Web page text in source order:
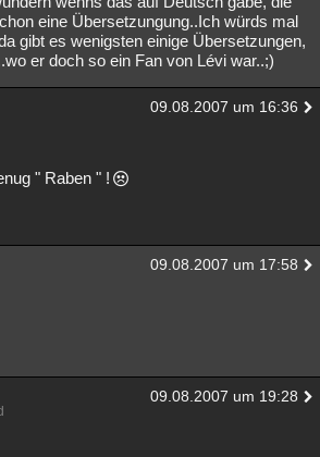
eine Übersetzungung..Ich würds mal
gibt es wenigsten einige Übersetzungen,
er doch so ein Fan von Lévi war..;)
09.08.2007 um 16:36
" Raben " !
09.08.2007 um 17:58
09.08.2007 um 19:28